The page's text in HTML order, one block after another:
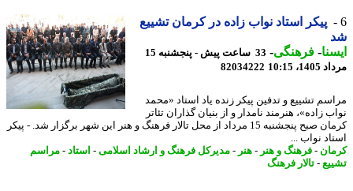
پیکر استاد نواب زاده در کرمان تشییع
-فرهنگی-
33 ساعت پیش - پنجشنبه 15
10:15
82034222
تشییع و تدفین پیکر زنده یاد استاد «محمد
زاده»، هنرمند نامدار و از بنیان گذاران تئاتر
کرمان صبح پنجشنبه 15 مرداد از محل تالار فرهنگ و هنر این شهر برگزار شد. - پیکر
نواب ...
-فرهنگ و هنر-هنر-مدیرکل فرهنگ و ارشاد اسلامی-استاد-مراسم
-تالار فرهنگ